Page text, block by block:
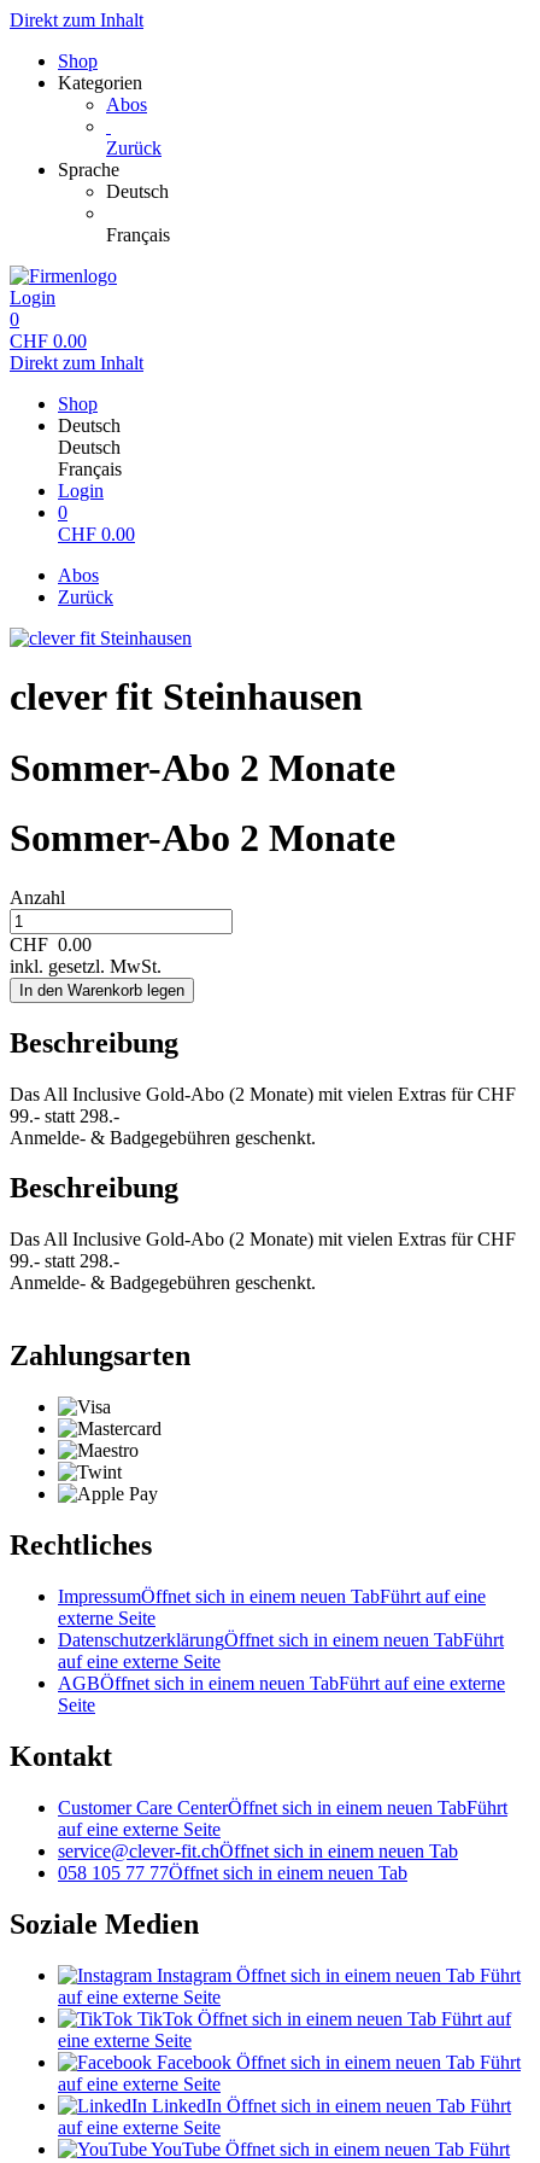
Direkt zum Inhalt
Shop
Kategorien
Abos
Zurück
Sprache
Deutsch
Français
Login
0
CHF 0.00
Direkt zum Inhalt
Shop
Deutsch
Deutsch
Français
Login
0
CHF 0.00
Abos
Zurück
clever fit Steinhausen
Sommer-Abo 2 Monate
Sommer-Abo 2 Monate
Anzahl
CHF 0.00
inkl. gesetzl. MwSt.
In den Warenkorb legen
Beschreibung
Das All Inclusive Gold-Abo (2 Monate) mit vielen Extras für CHF
99.- statt 298.-
Anmelde- & Badgegebühren geschenkt.
Beschreibung
Das All Inclusive Gold-Abo (2 Monate) mit vielen Extras für CHF
99.- statt 298.-
Anmelde- & Badgegebühren geschenkt.
Zahlungsarten
Rechtliches
ImpressumÖffnet sich in einem neuen TabFührt auf eine
externe Seite
DatenschutzerklärungÖffnet sich in einem neuen TabFührt
auf eine externe Seite
AGBÖffnet sich in einem neuen TabFührt auf eine externe
Seite
Kontakt
Customer Care CenterÖffnet sich in einem neuen TabFührt
auf eine externe Seite
service@clever-fit.chÖffnet sich in einem neuen Tab
058 105 77 77Öffnet sich in einem neuen Tab
Soziale Medien
Instagram Öffnet sich in einem neuen Tab Führt
auf eine externe Seite
TikTok Öffnet sich in einem neuen Tab Führt auf
eine externe Seite
Facebook Öffnet sich in einem neuen Tab Führt
auf eine externe Seite
LinkedIn Öffnet sich in einem neuen Tab Führt
auf eine externe Seite
YouTube Öffnet sich in einem neuen Tab Führt